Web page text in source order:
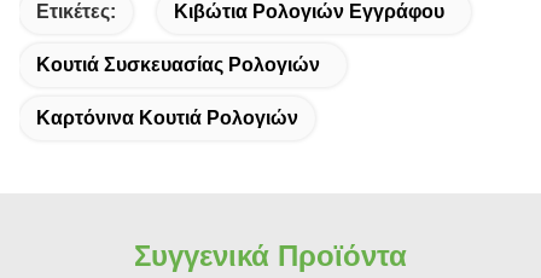
Ετικέτες: Κιβώτια Ρολογιών Εγγράφου
Κουτιά Συσκευασίας Ρολογιών
Καρτόνινα Κουτιά Ρολογιών
Συγγενικά Προϊόντα